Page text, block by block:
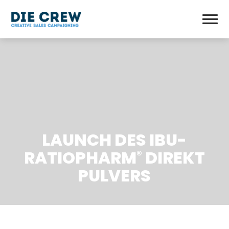
LAUNCH DES IBU-
RATIOPHARM® DIREKT
PULVERS